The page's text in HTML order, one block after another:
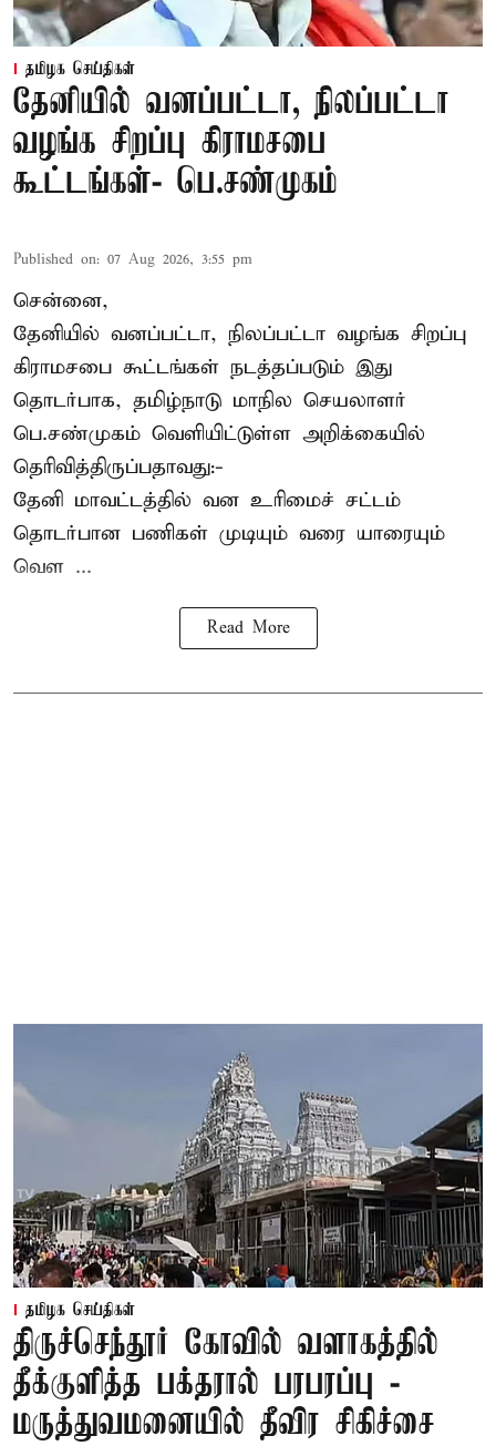
தமிழக செய்திகள்
தேனியில் வனப்பட்டா, நிலப்பட்டா
வழங்க சிறப்பு கிராமசபை
கூட்டங்கள்- பெ.சண்முகம்
Published on: 07 Aug 2026, 3:55 pm
சென்னை,
தேனியில் வனப்பட்டா, நிலப்பட்டா வழங்க சிறப்பு
கிராமசபை கூட்டங்கள் நடத்தப்படும் இது
தொடர்பாக, தமிழ்நாடு மாநில செயலாளர்
பெ.சண்முகம் வெளியிட்டுள்ள அறிக்கையில்
தெரிவித்திருப்பதாவது:-
தேனி மாவட்டத்தில் வன உரிமைச் சட்டம்
தொடர்பான பணிகள் முடியும் வரை யாரையும்
வெள ...
Read More
தமிழக செய்திகள்
திருச்செந்தூர் கோவில் வளாகத்தில்
தீக்குளித்த பக்தரால் பரபரப்பு -
மருத்துவமனையில் தீவிர சிகிச்சை